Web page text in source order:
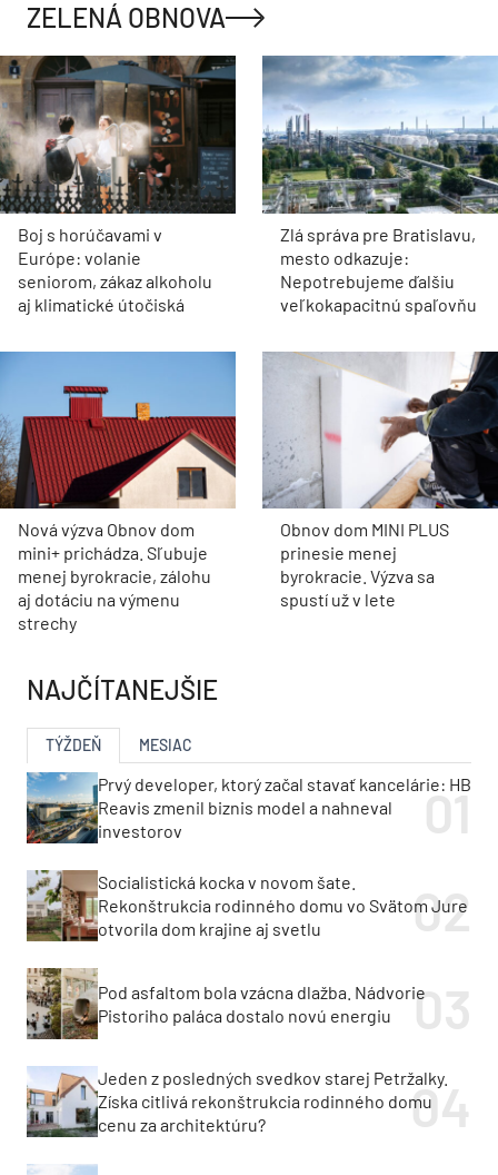
ZELENÁ OBNOVA
Boj s horúčavami v
Európe: volanie
seniorom, zákaz alkoholu
aj klimatické útočiská
Zlá správa pre Bratislavu,
mesto odkazuje:
Nepotrebujeme ďalšiu
veľkokapacitnú spaľovňu
Nová výzva Obnov dom
mini+ prichádza. Sľubuje
menej byrokracie, zálohu
aj dotáciu na výmenu
strechy
Obnov dom MINI PLUS
prinesie menej
byrokracie. Výzva sa
spustí už v lete
NAJČÍTANEJŠIE
TÝŽDEŇ MESIAC
Prvý developer, ktorý začal stavať kancelárie: HB
Reavis zmenil biznis model a nahneval
investorov
Socialistická kocka v novom šate.
Rekonštrukcia rodinného domu vo Svätom Jure
otvorila dom krajine aj svetlu
Pod asfaltom bola vzácna dlažba. Nádvorie
Pistoriho paláca dostalo novú energiu
Jeden z posledných svedkov starej Petržalky.
Získa citlivá rekonštrukcia rodinného domu
cenu za architektúru?